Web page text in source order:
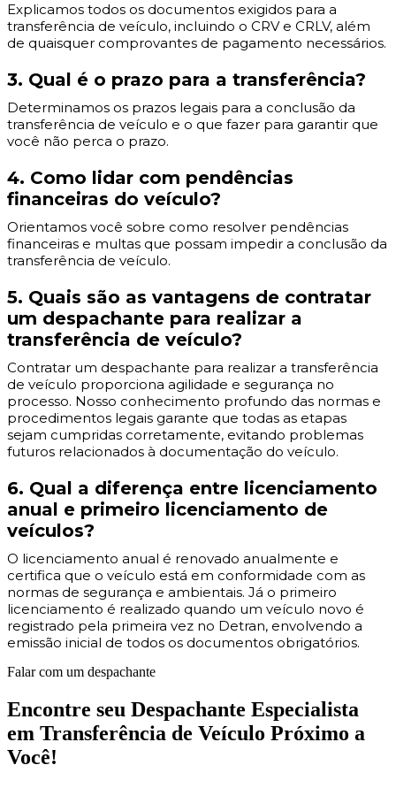
Explicamos todos os documentos exigidos para a
transferência de veículo, incluindo o CRV e CRLV, além
de quaisquer comprovantes de pagamento necessários.
3. Qual é o prazo para a transferência?
Determinamos os prazos legais para a conclusão da
transferência de veículo e o que fazer para garantir que
você não perca o prazo.
4. Como lidar com pendências
financeiras do veículo?
Orientamos você sobre como resolver pendências
financeiras e multas que possam impedir a conclusão da
transferência de veículo.
5. Quais são as vantagens de contratar
um despachante para realizar a
transferência de veículo?
Contratar um despachante para realizar a transferência
de veículo proporciona agilidade e segurança no
processo. Nosso conhecimento profundo das normas e
procedimentos legais garante que todas as etapas
sejam cumpridas corretamente, evitando problemas
futuros relacionados à documentação do veículo.
6. Qual a diferença entre licenciamento
anual e primeiro licenciamento de
veículos?
O licenciamento anual é renovado anualmente e
certifica que o veículo está em conformidade com as
normas de segurança e ambientais. Já o primeiro
licenciamento é realizado quando um veículo novo é
registrado pela primeira vez no Detran, envolvendo a
emissão inicial de todos os documentos obrigatórios.
Falar com um despachante
Encontre seu Despachante Especialista
em Transferência de Veículo Próximo a
Você!